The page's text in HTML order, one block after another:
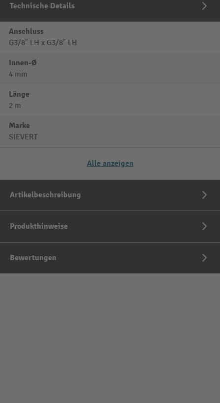
Technische Details
Anschluss
G3/8″ LH x G3/8″ LH
Innen-Ø
4 mm
Länge
2 m
Marke
SIEVERT
Alle anzeigen
Artikelbeschreibung
Produkthinweise
Bewertungen